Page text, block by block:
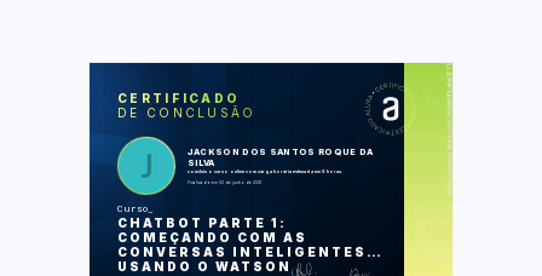
CERTIFICADO
DE CONCLUSÃO
JACKSON DOS SANTOS ROQUE DA
SILVA
concluiu o curso online com carga horária estimada em 8 horas.
Finalizado em 02 de junho de 2021
Curso
CHATBOT PARTE 1:
COMEÇANDO COM AS
CONVERSAS INTELIGENTES
USANDO O WATSON
https://cursos.alura.com.br/certificate/879a0353-4cbc-4f8f-8916-5442db971383
LAS
Alguém falou em chatbot
O que você quis dizer
Quantas perguntas você está